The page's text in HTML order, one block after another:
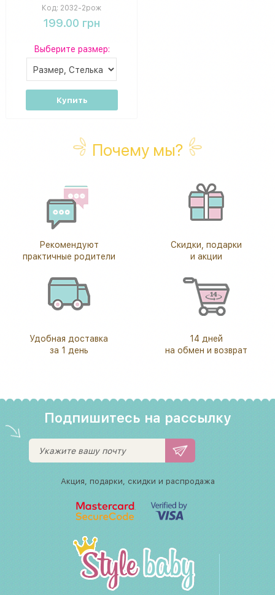
Код: 2032-2рож
199.00 грн
Выберите размер:
Купить
Почему мы?
Рекомендуют
практичные родители
Скидки, подарки
и акции
Удобная доставка
за 1 день
14 дней
на обмен и возврат
Подпишитесь на рассылку
Акция, подарки, скидки и распродажа